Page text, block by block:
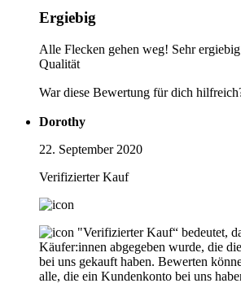
Ergiebig
Alle Flecken gehen weg! Sehr
Qualität
War diese Bewertung für dich
Dorothy
22. September 2020
Verifizierter Kauf
"Verifizierter Kauf“ bedeutet,
Käufer:innen abgegeben wurde, die
bei uns gekauft haben. Bewerten
alle, die ein Kundenkonto bei uns